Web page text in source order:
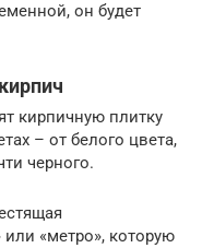
он будет
кирпичную плитку
– от белого цвета,
черного.
или «метро», которую